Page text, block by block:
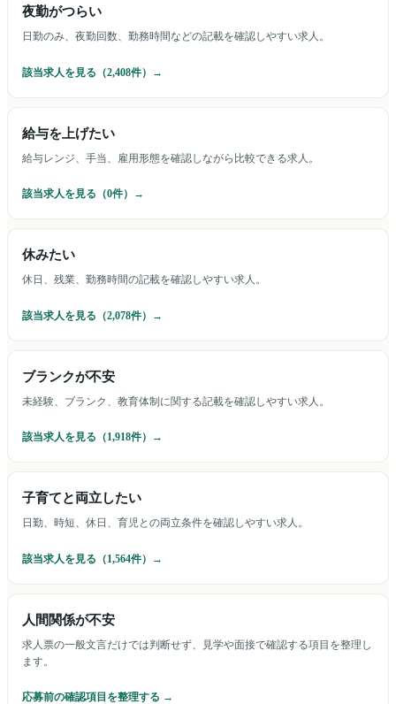
夜勤がつらい
日勤のみ、夜勤回数、勤務時間などの記載を確認しやすい求人。
該当求人を見る（2,408件）→
給与を上げたい
給与レンジ、手当、雇用形態を確認しながら比較できる求人。
該当求人を見る（0件）→
休みたい
休日、残業、勤務時間の記載を確認しやすい求人。
該当求人を見る（2,078件）→
ブランクが不安
未経験、ブランク、教育体制に関する記載を確認しやすい求人。
該当求人を見る（1,918件）→
子育てと両立したい
日勤、時短、休日、育児との両立条件を確認しやすい求人。
該当求人を見る（1,564件）→
人間関係が不安
求人票の一般文言だけでは判断せず、見学や面接で確認する項目を整理し
ます。
応募前の確認項目を整理する →